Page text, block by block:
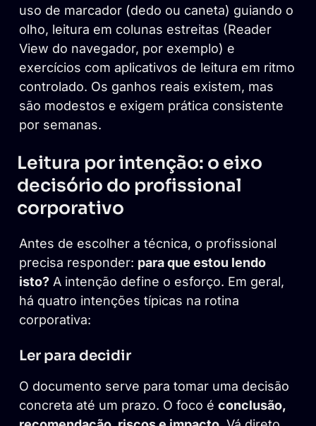
uso de marcador (dedo ou caneta) guiando o
olho, leitura em colunas estreitas (Reader
View do navegador, por exemplo) e
exercícios com aplicativos de leitura em ritmo
controlado. Os ganhos reais existem, mas
são modestos e exigem prática consistente
por semanas.
Leitura por intenção: o eixo
decisório do profissional
corporativo
Antes de escolher a técnica, o profissional
precisa responder: para que estou lendo
isto? A intenção define o esforço. Em geral,
há quatro intenções típicas na rotina
corporativa:
Ler para decidir
O documento serve para tomar uma decisão
concreta até um prazo. O foco é conclusão,